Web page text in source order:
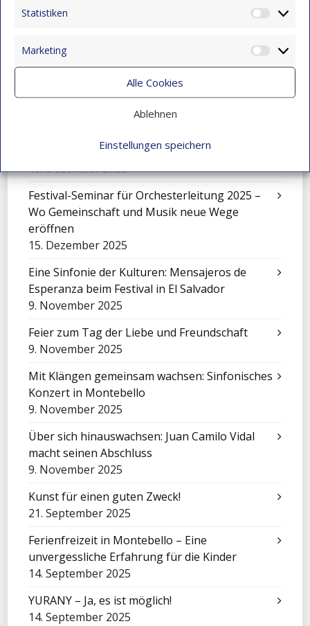
Statistiken
Marketing
Alle Cookies
Ablehnen
Einstellungen speichern
Nachmittagsbetreuung
15. Dezember 2025
Eine Sinfonie, die Montebello verwandelte
Erlebnis für unsere Kinder
15. Dezember 2025
Festival-Seminar für Orchesterleitung 2025 –
Wo Gemeinschaft und Musik neue Wege
eröffnen
15. Dezember 2025
Eine Sinfonie der Kulturen: Mensajeros de
Esperanza beim Festival in El Salvador
9. November 2025
Feier zum Tag der Liebe und Freundschaft
9. November 2025
Mit Klängen gemeinsam wachsen: Sinfonisches
Konzert in Montebello
9. November 2025
Über sich hinauswachsen: Juan Camilo Vidal
macht seinen Abschluss
9. November 2025
Kunst für einen guten Zweck!
21. September 2025
Ferienfreizeit in Montebello – Eine
unvergessliche Erfahrung für die Kinder
14. September 2025
YURANY – Ja, es ist möglich!
14. September 2025